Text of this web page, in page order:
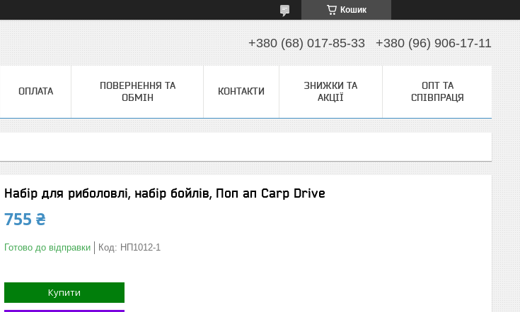
Кошик
+380 (68) 017-85-33 +380 (96) 906-17-11
ОПЛАТА
ПОВЕРНЕННЯ ТА
ОБМІН
КОНТАКТИ
ЗНИЖКИ ТА
АКЦІЇ
ОПТ ТА
СПІВПРАЦЯ
Набір для риболовлі, набір бойлів, Поп ап Carp Drive
755 ₴
Готово до відправки Код: НП1012-1
Купити